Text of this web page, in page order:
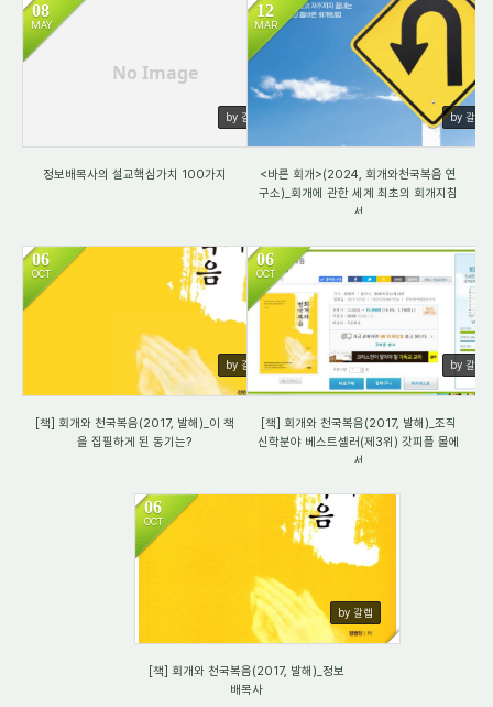
No Image
08
MAY
by 갈렙
정보배목사의 설교핵심가치 100가지
12
MAR
by 갈렙
<바른 회개>(2024, 회개와천국복음 연
구소)_회개에 관한 세계 최초의 회개지침
서
06
OCT
by 갈렙
[책] 회개와 천국복음(2017, 발해)_이 책
을 집필하게 된 동기는?
06
OCT
by 갈렙
883
[책] 회개와 천국복음(2017, 발해)_조직
신학분야 베스트셀러(제3위) 갓피플 몰에
서
06
OCT
by 갈렙
[책] 회개와 천국복음(2017, 발해)_정보
배목사